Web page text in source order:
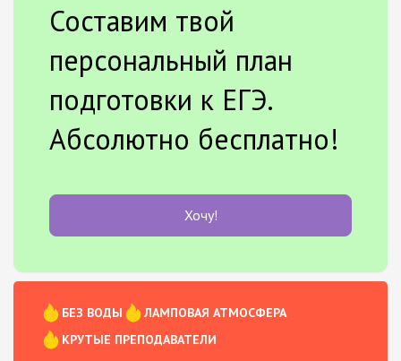
Составим твой
персональный план
подготовки к ЕГЭ.
Абсолютно бесплатно!
Хочу!
БЕЗ ВОДЫ
ЛАМПОВАЯ АТМОСФЕРА
КРУТЫЕ ПРЕПОДАВАТЕЛИ